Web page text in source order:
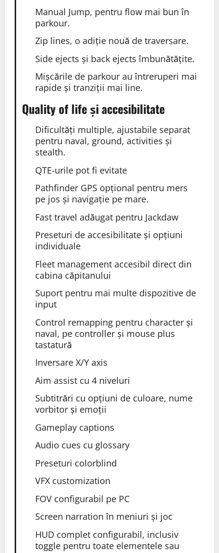
Manual Jump, pentru flow mai bun în
parkour.
Zip lines, o adiție nouă de traversare.
Side ejects și back ejects îmbunătățite.
Mișcările de parkour au întreruperi mai
rapide și tranziții mai line.
Quality of life și accesibilitate
Dificultăți multiple, ajustabile separat
pentru naval, ground, activities și
stealth.
QTE-urile pot fi evitate
Pathfinder GPS opțional pentru mers
pe jos și navigație pe mare.
Fast travel adăugat pentru Jackdaw
Preseturi de accesibilitate și opțiuni
individuale
Fleet management accesibil direct din
cabina căpitanului
Suport pentru mai multe dispozitive de
input
Control remapping pentru character și
naval, pe controllerși mouse plus
tastatură
Inversare X/Y axis
Aim assist cu 4 niveluri
Subtitrări cu opțiuni de culoare, nume
vorbitor și emoții
Gameplay captions
Audio cues cu glossary
Preseturi colorblind
VFX customization
FOV configurabil pe PC
Screen narration în meniuri și joc
HUD complet configurabil, inclusiv
toggle pentru toate elementele sau